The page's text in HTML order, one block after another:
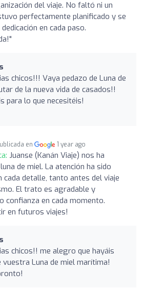
del viaje. No faltó ni un
perfectamente planificado y se
en cada paso.
chicos!!! Vaya pedazo de Luna de
de la nueva vida de casados!!
para lo que necesitéis!
en 1 year ago
Juanse (Kanán Viaje) nos ha
de miel. La atención ha sido
cada detalle, tanto antes del viaje
El trato es agradable y
confianza en cada momento.
en futuros viajes!
chicos!! me alegro que hayáis
Luna de miel marítima!